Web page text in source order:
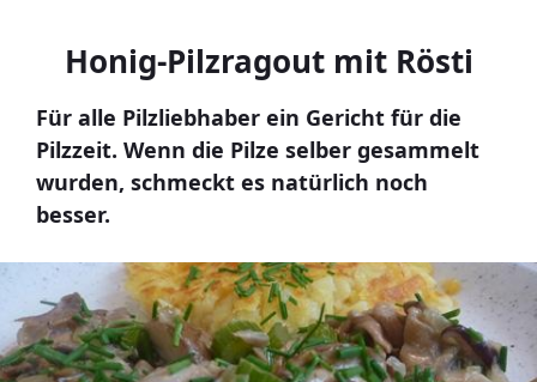
Honig-Pilzragout mit Rösti
Für alle Pilzliebhaber ein Gericht für die
Pilzzeit. Wenn die Pilze selber gesammelt
wurden, schmeckt es natürlich noch
besser.